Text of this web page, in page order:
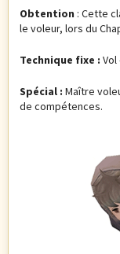
Obtention : Cette
le voleur, lors du
Technique fixe :
Spécial : Maître
de compétences.